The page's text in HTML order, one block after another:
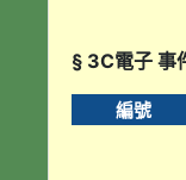
§ 3C電子 事
編號